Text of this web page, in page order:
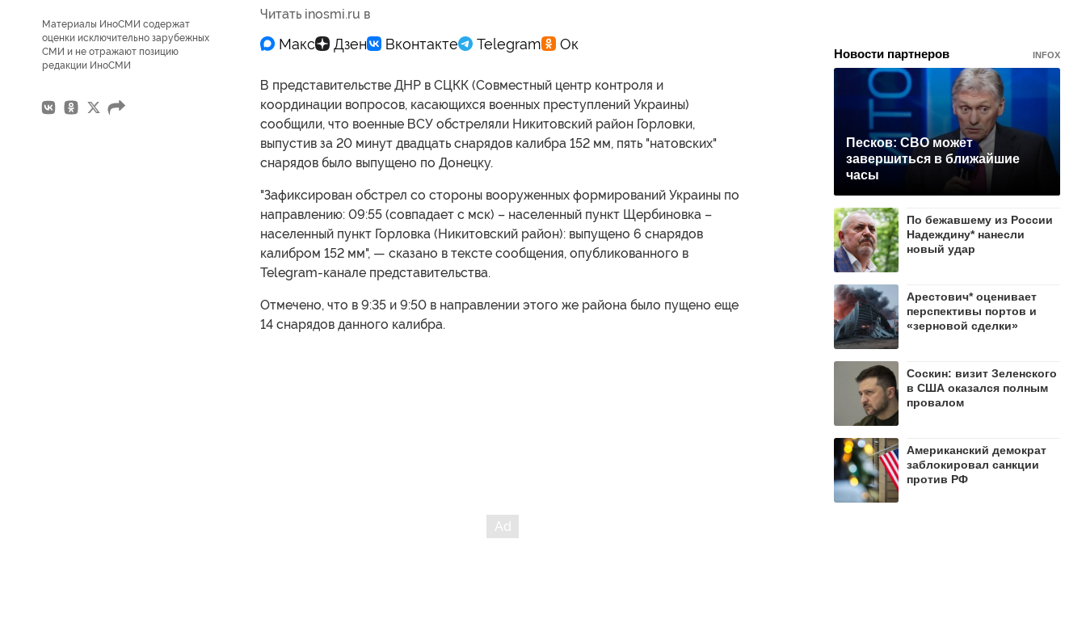
Материалы ИноСМИ содержат
оценки исключительно зарубежных
СМИ и не отражают позицию
редакции ИноСМИ
Читать inosmi.ru в
В представительстве ДНР в СЦКК (Совместный центр контроля и
координации вопросов, касающихся военных преступлений Украины)
сообщили, что военные ВСУ обстреляли Никитовский район Горловки,
выпустив за 20 минут двадцать снарядов калибра 152 мм, пять "натовских"
снарядов было выпущено по Донецку.
"Зафиксирован обстрел со стороны вооруженных формирований Украины по
направлению: 09:55 (совпадает с мск) – населенный пункт Щербиновка –
населенный пункт Горловка (Никитовский район): выпущено 6 снарядов
калибром 152 мм", — сказано в тексте сообщения, опубликованного в
Telegram-канале представительства.
Отмечено, что в 9:35 и 9:50 в направлении этого же района было пущено еще
14 снарядов данного калибра.
Новости партнеров INFOX
Песков: СВО может
завершиться в ближайшие
часы
По бежавшему из России
Надеждину* нанесли
новый удар
Арестович* оценивает
перспективы портов и
«зерновой сделки»
Соскин: визит Зеленского
в США оказался полным
провалом
Американский демократ
заблокировал санкции
против РФ